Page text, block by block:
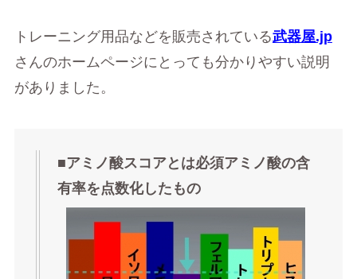
トレーニング用品などを販売されている武器屋.jp
さんのホームページにとっても分かりやすい説明
がありました。
■アミノ酸スコアとは必須アミノ酸の含
有率を点数化したもの